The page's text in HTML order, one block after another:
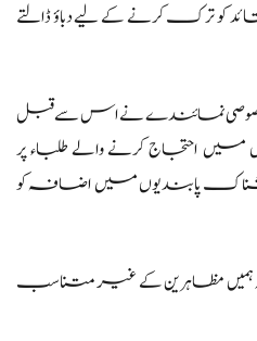
کو ترک کرنے کے لیے دباؤ ڈالتے
خصوصی نمائندے نے اس سے قبل
میں احتجاج کرنے والے طلباء پر
پابندیوں میں اضافہ کو
مظاہرین کے غیر متناسب